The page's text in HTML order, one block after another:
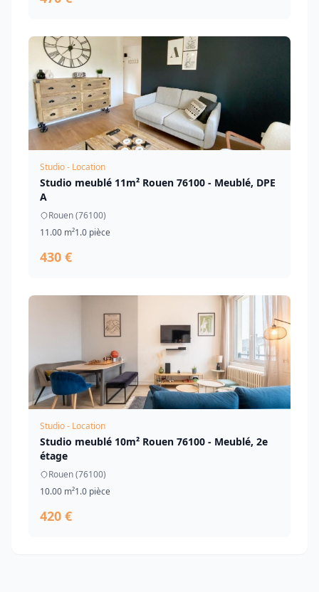
Studio - Location
Studio meublé 11m² Rouen 76100 - Meublé, DPE
A
Rouen (76100)
11.00 m²1.0 pièce
430 €
Studio - Location
Studio meublé 10m² Rouen 76100 - Meublé, 2e
étage
Rouen (76100)
10.00 m²1.0 pièce
420 €